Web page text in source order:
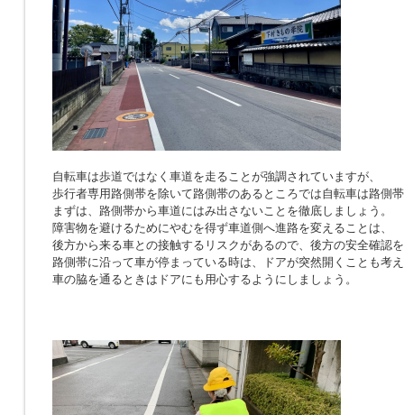
自転車は歩道ではなく車道を走ることが強調されていますが、
歩行者専用路側帯を除いて路側帯のあるところでは自転車は路側
まずは、路側帯から車道にはみ出さないことを徹底しましょう。
障害物を避けるためにやむを得ず車道側へ進路を変えることは、
後方から来る車との接触するリスクがあるので、後方の安全確認
路側帯に沿って車が停まっている時は、ドアが突然開くことも考
車の脇を通るときはドアにも用心するようにしましょう。